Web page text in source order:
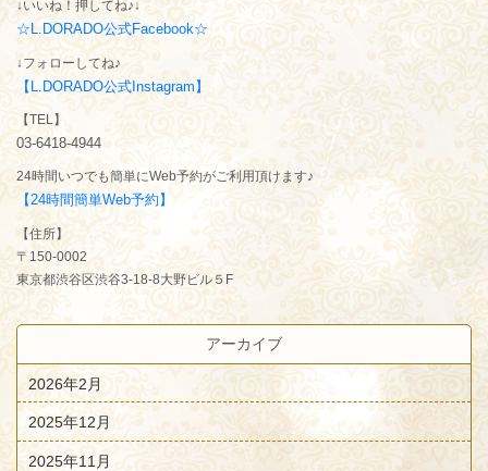
↓いいね！押してね♪↓
☆L.DORADO公式Facebook☆
↓フォローしてね♪
【L.DORADO公式Instagram】
【TEL】
03-6418-4944
24時間いつでも簡単にWeb予約がご利用頂けます♪
【24時間簡単Web予約】
【住所】
〒150-0002
東京都渋谷区渋谷3-18-8大野ビル５F
アーカイブ
2026年2月
2025年12月
2025年11月